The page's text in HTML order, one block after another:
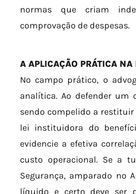
normas que criam
comprovação de despesas.
A APLICAÇÃO PRÁTICA
No campo prático, o
analítica. Ao defender um
sendo compelido a
lei instituidora do
evidencie a efetiva
custo operacional. Se a
Segurança, amparado no
líquido e certo deve ser